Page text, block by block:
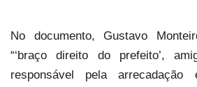
No documento, Gustavo
“‘braço direito do prefeito’,
responsável pela